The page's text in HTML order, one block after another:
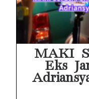
MAKI
Eks